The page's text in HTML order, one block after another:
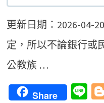
更新日期：2026-04-
定，所以不論銀行或
公教族 …
Share